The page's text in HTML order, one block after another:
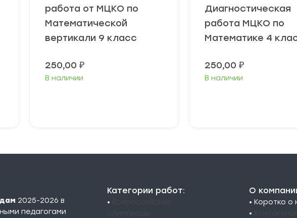
работа от МЦКО по
Математической
вертикали 9 класс
250,00 ₽
В наличии
Диагностическая
работа МЦКО по
Математике 4
250,00 ₽
В наличии
2025-2026 в
педагогами
Категории работ:
•
О
• Коротко о
•